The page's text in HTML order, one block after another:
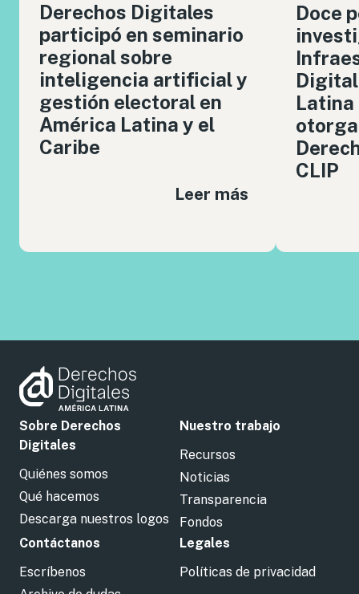
Derechos Digitales
participó en seminario
regional sobre
inteligencia artificial y
gestión electoral en
América Latina y el
Caribe
Leer más
Doce
Latina
CLIP
Sobre Derechos
Digitales
Quiénes somos
Qué hacemos
Descarga nuestros logos
Nuestro trabajo
Recursos
Noticias
Transparencia
Fondos
Contáctanos
Escríbenos
Legales
Políticas de privacidad